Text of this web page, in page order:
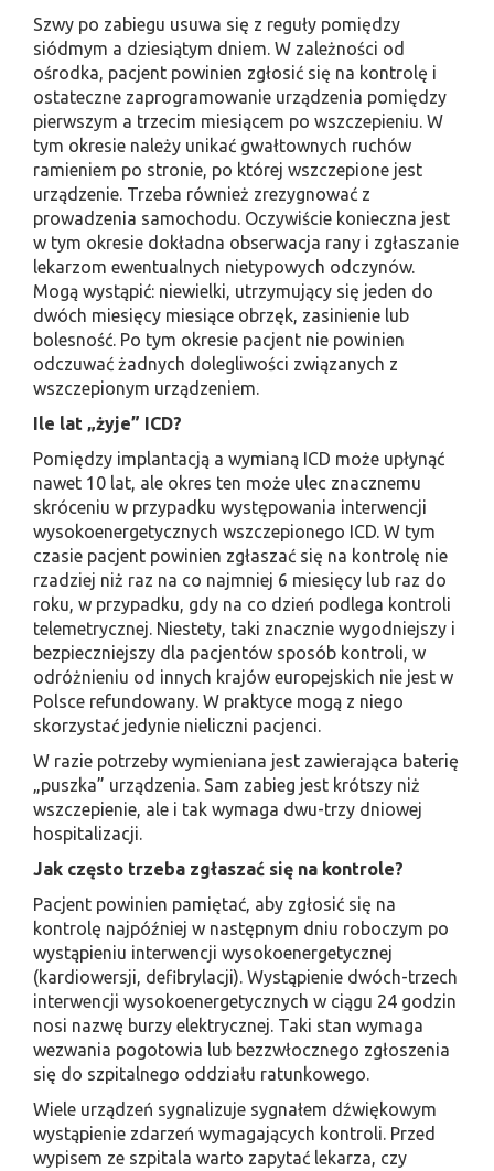
Szwy po zabiegu usuwa się z reguły pomiędzy
siódmym a dziesiątym dniem. W zależności od
ośrodka, pacjent powinien zgłosić się na kontrolę i
ostateczne zaprogramowanie urządzenia pomiędzy
pierwszym a trzecim miesiącem po wszczepieniu. W
tym okresie należy unikać gwałtownych ruchów
ramieniem po stronie, po której wszczepione jest
urządzenie. Trzeba również zrezygnować z
prowadzenia samochodu. Oczywiście konieczna jest
w tym okresie dokładna obserwacja rany i zgłaszanie
lekarzom ewentualnych nietypowych odczynów.
Mogą wystąpić: niewielki, utrzymujący się jeden do
dwóch miesięcy miesiące obrzęk, zasinienie lub
bolesność. Po tym okresie pacjent nie powinien
odczuwać żadnych dolegliwości związanych z
wszczepionym urządzeniem.
Ile lat „żyje” ICD?
Pomiędzy implantacją a wymianą ICD może upłynąć
nawet 10 lat, ale okres ten może ulec znacznemu
skróceniu w przypadku występowania interwencji
wysokoenergetycznych wszczepionego ICD. W tym
czasie pacjent powinien zgłaszać się na kontrolę nie
rzadziej niż raz na co najmniej 6 miesięcy lub raz do
roku, w przypadku, gdy na co dzień podlega kontroli
telemetrycznej. Niestety, taki znacznie wygodniejszy i
bezpieczniejszy dla pacjentów sposób kontroli, w
odróżnieniu od innych krajów europejskich nie jest w
Polsce refundowany. W praktyce mogą z niego
skorzystać jedynie nieliczni pacjenci.
W razie potrzeby wymieniana jest zawierająca baterię
„puszka” urządzenia. Sam zabieg jest krótszy niż
wszczepienie, ale i tak wymaga dwu-trzy dniowej
hospitalizacji.
Jak często trzeba zgłaszać się na kontrole?
Pacjent powinien pamiętać, aby zgłosić się na
kontrolę najpóźniej w następnym dniu roboczym po
wystąpieniu interwencji wysokoenergetycznej
(kardiowersji, defibrylacji). Wystąpienie dwóch-trzech
interwencji wysokoenergetycznych w ciągu 24 godzin
nosi nazwę burzy elektrycznej. Taki stan wymaga
wezwania pogotowia lub bezzwłocznego zgłoszenia
się do szpitalnego oddziału ratunkowego.
Wiele urządzeń sygnalizuje sygnałem dźwiękowym
wystąpienie zdarzeń wymagających kontroli. Przed
wypisem ze szpitala warto zapytać lekarza, czy